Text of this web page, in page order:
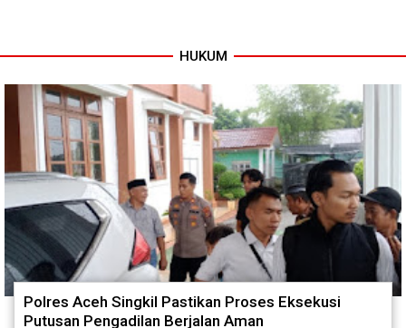
Babinsa Tanamkan Nilai
kepada Siswa SMP
Babinsa dan Bhabinkamtibmas
Kibarkan Merah Putih
HUKUM
Polres Aceh Singkil Pastikan Proses Eksekusi
Putusan Pengadilan Berjalan Aman